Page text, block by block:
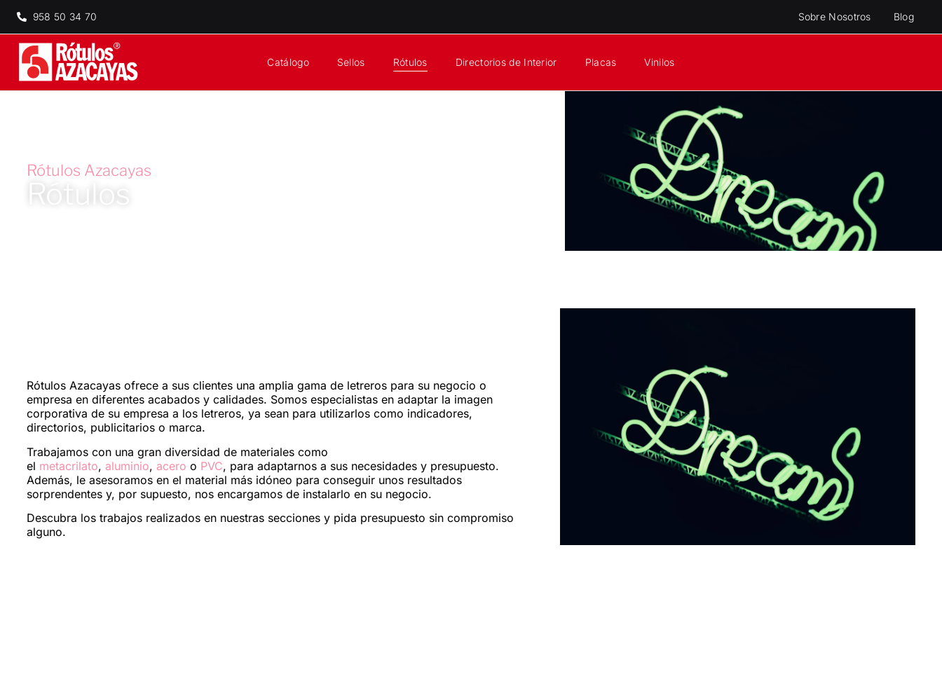
Sobre Nosotros Blog
958 50 34 70
Catálogo Sellos Rótulos Directorios de Interior Placas Vinilos
Rótulos Azacayas
Rótulos
Rótulos Azacayas ofrece a sus clientes una amplia gama de letreros para su negocio o
empresa en diferentes acabados y calidades. Somos especialistas en adaptar la imagen
corporativa de su empresa a los letreros, ya sean para utilizarlos como indicadores,
directorios, publicitarios o marca.
Trabajamos con una gran diversidad de materiales como
el metacrilato, aluminio, acero o PVC, para adaptarnos a sus necesidades y presupuesto.
Además, le asesoramos en el material más idóneo para conseguir unos resultados
sorprendentes y, por supuesto, nos encargamos de instalarlo en su negocio.
Descubra los trabajos realizados en nuestras secciones y pida presupuesto sin compromiso
alguno.